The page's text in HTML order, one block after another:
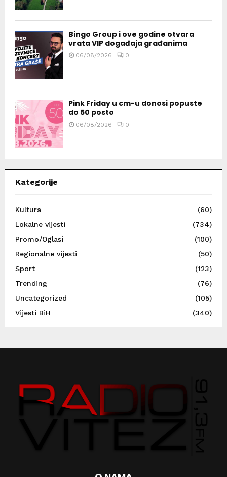
Bingo Group i ove godine otvara
vrata VIP događaja građanima
06/08/2026 0
Pink Friday u cm-u donosi popuste
do 50 posto
06/08/2026 0
Kategorije
Kultura
(60)
Lokalne vijesti
(734)
Promo/Oglasi
(100)
Regionalne vijesti
(50)
Sport
(123)
Trending
(76)
Uncategorized
(105)
Vijesti BiH
(340)